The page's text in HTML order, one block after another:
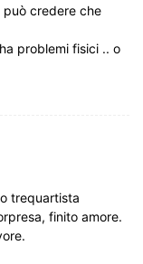
può credere che
problemi fisici .. o
trequartista
finito amore.